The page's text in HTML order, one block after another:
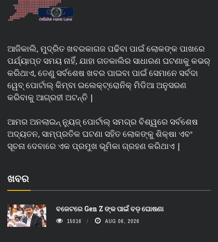
ଆଜିକାଲି, ମୁଦ୍ରିତ ଖବରକାଗଜ ପଢିବା ପାଇଁ ଲୋକଙ୍କ ପାଖରେ
ପର୍ଯ୍ୟାପ୍ତ ସମୟ ନାହିଁ, ଯାହା ଗତକାଲିର ସାଧାରଣ ଘଟଣାକୁ କଭର୍
କରିଥାଏ, ତେଣୁ ସର୍ବଶେଷ ଖବର ପାଇବା ପାଇଁ ସେମାନେ ସର୍ବଦା
ୱେବ୍ ପୋର୍ଟାଲ୍ କିମ୍ବା ଇଲେକ୍ଟ୍ରୋନିକ୍ ମିଡିଆ ଅନୁସରଣ
କରିବାକୁ ଆଗ୍ରହୀ ଅଟନ୍ତି |
ଆମର ଅନଲାଇନ୍ ନ୍ୟୁଜ୍ ପୋର୍ଟାଲ୍ ସମଗ୍ର ବିଶ୍ୱରେ ସର୍ବଶେଷ
ଅଦ୍ୟତନ, ସାମ୍ପ୍ରତିକ ଘଟଣା ସହିତ ଲୋକଙ୍କୁ ଶିକ୍ଷା ଏବଂ
ସୂଚନା ଦେବାରେ ଏକ ପ୍ରମୁଖ ଭୂମିକା ଗ୍ରହଣ କରିଥାଏ |
ଖବର
ବଜେଟରେ Gen Z ଙ୍କ ପାଇଁ ବଡ଼ ଘୋଷଣା
15016 AUG 06, 2026